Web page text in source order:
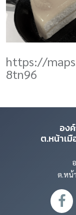
https://
8tn96
อง
ต.หน้าเ
ต.หน้